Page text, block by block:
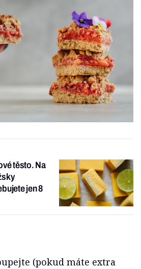
těsto. Na
jen 8
(pokud máte extra